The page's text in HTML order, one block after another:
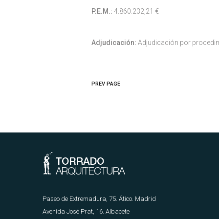
P.E.M.: 4.860.232,21 €
Adjudicación: Adjudicación por
PREV PAGE
Paseo de Extremadura, 75. Ático. Madrid
Avenida José Prat, 16. Albacete